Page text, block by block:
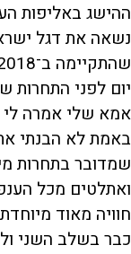
ההישג באליפות
נשאה את דגל
יום לפני התחרות
אמא שלי אמרה
באמת לא הבנתי
שמדובר בתחרות
ואתלטים מכל
חוויה מאוד
כבר בשלב השני